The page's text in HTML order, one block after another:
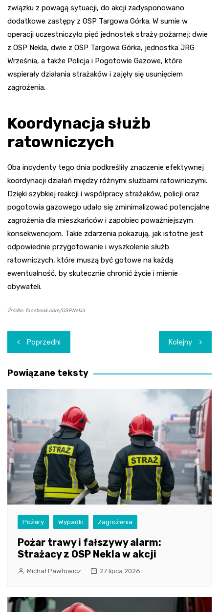
związku z powagą sytuacji, do akcji zadysponowano
dodatkowe zastępy z OSP Targowa Górka. W sumie w
operacji uczestniczyło pięć jednostek straży pożarnej: dwie
z OSP Nekla, dwie z OSP Targowa Górka, jednostka JRG
Września, a także Policja i Pogotowie Gazowe, które
wspierały działania strażaków i zajęły się usunięciem
zagrożenia.
Koordynacja służb
ratowniczych
Oba incydenty tego dnia podkreśliły znaczenie efektywnej
koordynacji działań między różnymi służbami ratowniczymi.
Dzięki szybkiej reakcji i współpracy strażaków, policji oraz
pogotowia gazowego udało się zminimalizować potencjalne
zagrożenia dla mieszkańców i zapobiec poważniejszym
konsekwencjom. Takie zdarzenia pokazują, jak istotne jest
odpowiednie przygotowanie i wyszkolenie służb
ratowniczych, które muszą być gotowe na każdą
ewentualność, by skutecznie chronić życie i mienie
obywateli.
Źródło: facebook.com/OSPNekla
Nawigacja
wpisu
Poprzedni Kolejny
Powiązane teksty
Pożary Wypadki Zagrożenia
Pożar trawy i fałszywy alarm:
Strażacy z OSP Nekla w akcji
Michał Pawłowicz 27 lipca 2026